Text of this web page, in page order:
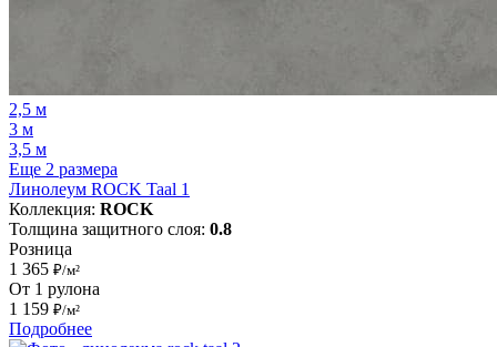
2,5 м
3 м
3,5 м
Еще 2 размера
Линолеум ROCK Taal 1
Коллекция: ROCK
Толщина защитного слоя: 0.8
Розница
1 365 ₽/м²
От 1 рулона
1 159 ₽/м²
Подробнее